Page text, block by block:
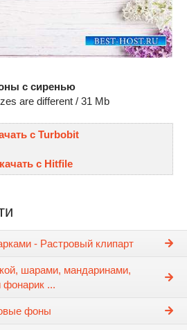
с сиренью
are different / 31 Mb
с Turbobit
с Hitfile
- Растровый клипарт
шарами, мандаринами,
...
фоны